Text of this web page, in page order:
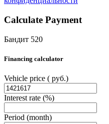
Calculate Payment
Бандит 520
Financing calculator
Vehicle price ( руб.)
Interest rate (%)
Period (month)